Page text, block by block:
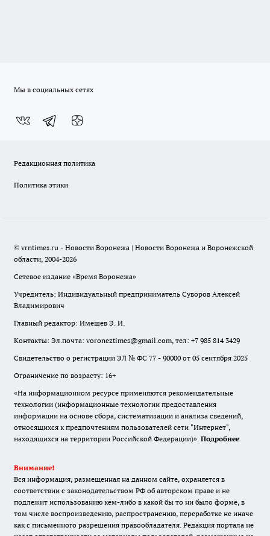
Мы в социальных сетях
Редакционная политика
Политика этики
© vrntimes.ru - Новости Воронежа | Новости Воронежа и Воронежской
области, 2004-2026
Сетевое издание «Время Воронежа»
Учредитель: Индивидуальный предприниматель Суворов Алексей
Владимирович
Главный редактор: Имешев Э. И.
Контакты: Эл.почта: voroneztimes@gmail.com, тел: +7 985 814 3429
Свидетельство о регистрации ЭЛ № ФС 77 - 90000 от 05 сентября 2025
Ограничение по возрасту: 16+
«На информационном ресурсе применяются рекомендательные
технологии (информационные технологии предоставления
информации на основе сбора, систематизации и анализа сведений,
относящихся к предпочтениям пользователей сети "Интернет",
находящихся на территории Российской Федерации)». Подробнее
Внимание!
Вся информация, размещенная на данном сайте, охраняется в
соответствии с законодательством РФ об авторском праве и не
подлежит использованию кем-либо в какой бы то ни было форме, в
том числе воспроизведению, распространению, переработке не иначе
как с письменного разрешения правообладателя. Редакция портала не